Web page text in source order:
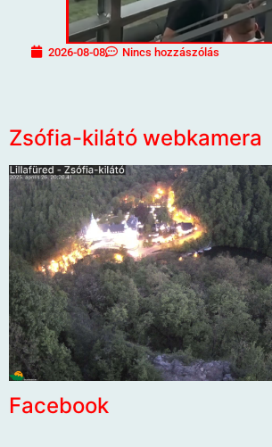
2026-08-08 Nincs hozzászólás
Zsófia-kilátó webkamera
Facebook